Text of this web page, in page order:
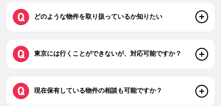
どのような物件を取り扱っているか知りたい
東京には行くことができないが、対応可能ですか？
現在保有している物件の相談も可能ですか？